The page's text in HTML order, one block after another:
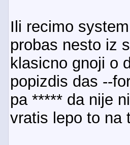
Ili recimo
probas nesto iz
klasicno gnoji o
popizdis das --
pa ***** da nije
vratis lepo to na